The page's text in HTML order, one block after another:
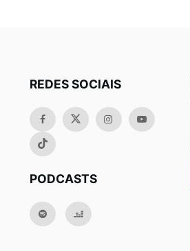
REDES SOCIAIS
PODCASTS